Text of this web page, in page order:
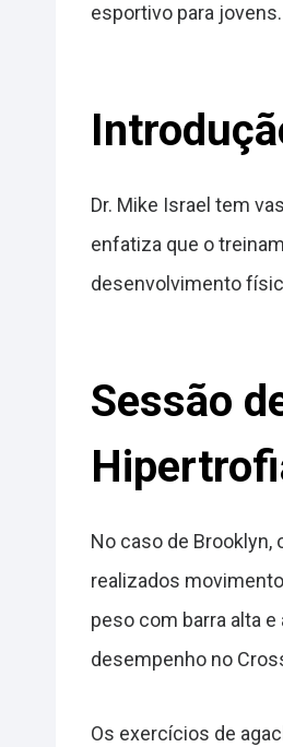
esportivo para jovens.
Dr. Mike Israel tem
enfatiza que o
desenvolvimento
Sessão
No caso de
realizados
peso com barra alta
desempenho no
Os exercícios de